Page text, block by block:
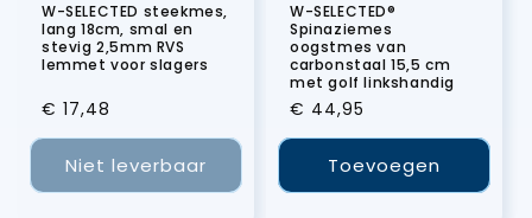
W-SELECTED steekmes,
lang 18cm, smal en
stevig 2,5mm RVS
lemmet voor slagers
Normale
prijs
€ 17,48
Niet leverbaar
W-SELECTED®
Spinaziemes
oogstmes van
carbonstaal 15,5 cm
met golf linkshandig
Normale
prijs
€ 44,95
Toevoegen